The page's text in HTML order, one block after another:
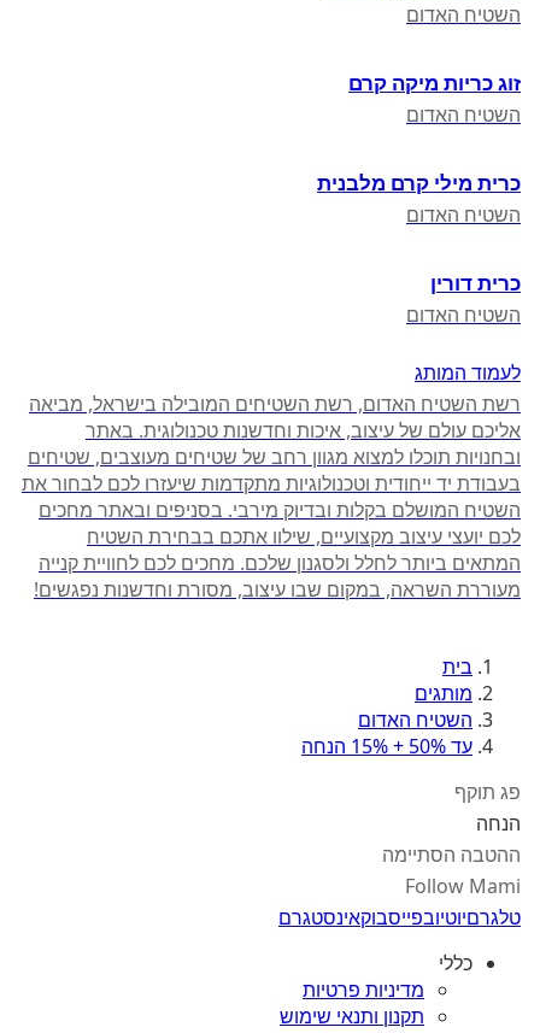
השטיח האדום
זוג כריות מיקה קרם
השטיח האדום
כרית מילי קרם מלבנית
השטיח האדום
כרית דורין
השטיח האדום
לעמוד המותג
רשת השטיח האדום, רשת השטיחים המובילה בישראל, מביאה
אליכם עולם של עיצוב, איכות וחדשנות טכנולוגית. באתר
ובחנויות תוכלו למצוא מגוון רחב של שטיחים מעוצבים, שטיחים
בעבודת יד ייחודית וטכנולוגיות מתקדמות שיעזרו לכם לבחור את
השטיח המושלם בקלות ובדיוק מירבי. בסניפים ובאתר מחכים
לכם יועצי עיצוב מקצועיים, שילוו אתכם בבחירת השטיח
המתאים ביותר לחלל ולסגנון שלכם. מחכים לכם לחוויית קנייה
מעוררת השראה, במקום שבו עיצוב, מסורת וחדשנות נפגשים!
בית
מותגים
השטיח האדום
עד 50% + 15% הנחה
פג תוקף
הנחה
ההטבה הסתיימה
Follow Mami
טלגרםיוטיובפייסבוקאינסטגרם
כללי
מדיניות פרטיות
תקנון ותנאי שימוש